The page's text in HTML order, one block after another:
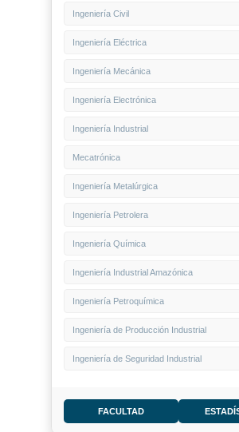
Ingeniería Civil
Ingeniería Eléctrica
Ingeniería Mecánica
Ingeniería Electrónica
Ingeniería Industrial
Mecatrónica
Ingeniería Metalúrgica
Ingeniería Petrolera
Ingeniería Química
Ingeniería Industrial Amazónica
Ingeniería Petroquímica
Ingeniería de Producción Industrial
Ingeniería de Seguridad Industrial
FACULTAD